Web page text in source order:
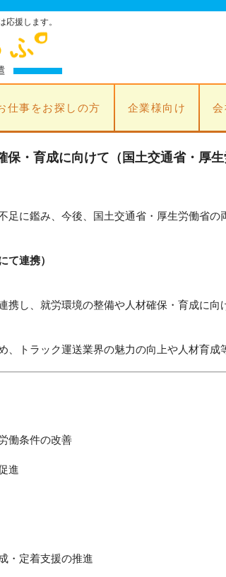
応援します。
仕事をお探しの方 企業様向け
保・育成に向けて（国土交通省・厚
に鑑み、今後、国土交通省・厚生労働省の
て連携）
携し、就労環境の整備や人材確保・育成に向
、トラック運送業界の魅力の向上や人材育
働条件の改善
進
・定着支援の推進